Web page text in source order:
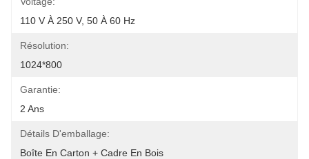
110 V À 250 V, 50 À 60 Hz
Résolution:
1024*800
Garantie:
2 Ans
Détails D'emballage:
Boîte En Carton + Cadre En Bois